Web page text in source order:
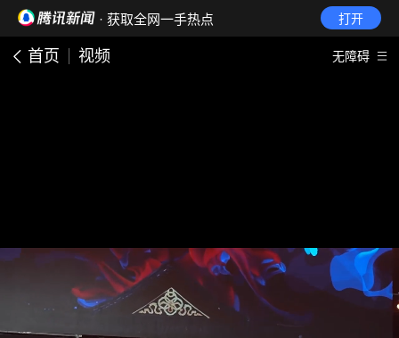
· 获取全网一手热点 打开
首页 视频 无障碍